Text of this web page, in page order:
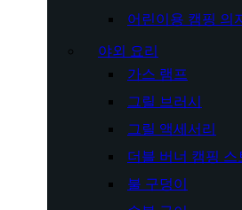
어린이용 캠핑 의
야외 요리
가스 램프
그릴 브러시
그릴 액세서리
더블 버너 캠핑 스
불 구덩이